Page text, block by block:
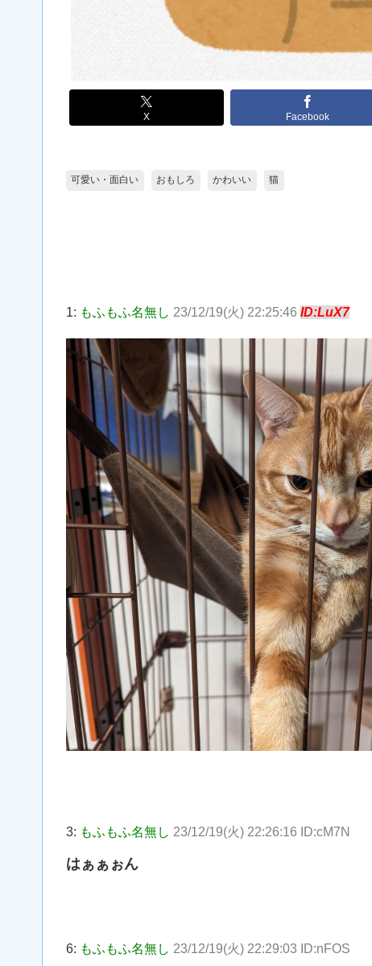
X Facebook
可愛い・面白い おもしろ かわいい 猫
1: もふもふ名無し 23/12/19(火) 22:25:46 ID:LuX7
3: もふもふ名無し 23/12/19(火) 22:26:16 ID:cM7N
はぁぁぉん
6: もふもふ名無し 23/12/19(火) 22:29:03 ID:nFOS